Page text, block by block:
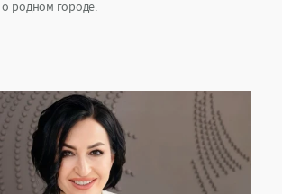
о родном городе.